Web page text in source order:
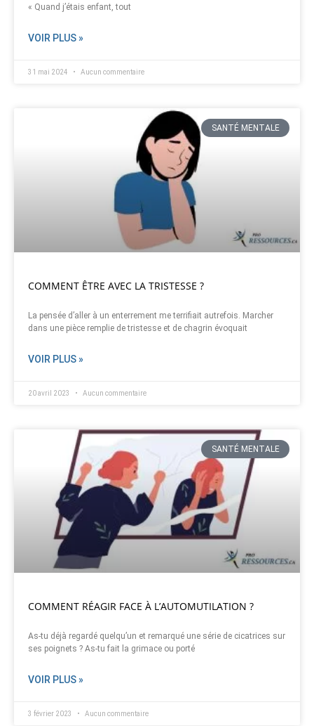
« Quand j’étais enfant, tout
VOIR PLUS »
31 mai 2024 Aucun commentaire
SANTÉ MENTALE
COMMENT ÊTRE AVEC LA TRISTESSE ?
La pensée d’aller à un enterrement me terrifiait autrefois. Marcher
dans une pièce remplie de tristesse et de chagrin évoquait
VOIR PLUS »
20 avril 2023 Aucun commentaire
SANTÉ MENTALE
COMMENT RÉAGIR FACE À L’AUTOMUTILATION ?
As-tu déjà regardé quelqu’un et remarqué une série de cicatrices sur
ses poignets ? As-tu fait la grimace ou porté
VOIR PLUS »
3 février 2023 Aucun commentaire